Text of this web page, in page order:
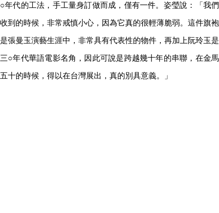
○年代的工法，手工量身訂做而成，僅有一件。姿瑩說：「我們
收到的時候，非常戒慎小心，因為它真的很輕薄脆弱。這件旗袍
是張曼玉演藝生涯中，非常具有代表性的物件，再加上阮玲玉是
三○年代華語電影名角，因此可說是跨越幾十年的串聯，在金馬
五十的時候，得以在台灣展出，真的別具意義。」